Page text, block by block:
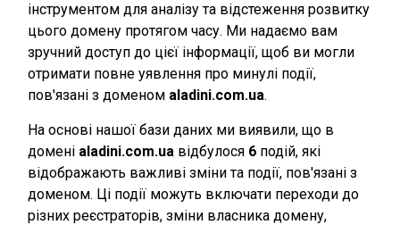
інструментом для аналізу та відстеження розвитку
цього домену протягом часу. Ми надаємо вам
зручний доступ до цієї інформації, щоб ви могли
отримати повне уявлення про минулі події,
пов'язані з доменом aladini.com.ua.
На основі нашої бази даних ми виявили, що в
домені aladini.com.ua відбулося 6 подій, які
відображають важливі зміни та події, пов'язані з
доменом. Ці події можуть включати переходи до
різних реєстраторів, зміни власника домену,